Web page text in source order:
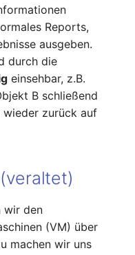
Status-Planung
Stromverbraucher
Switch
Varianten
Vertragszuweisung
Verwaltungsinstanz
Reports,
ausgeben.
durch die
einsehbar, z.B.
B schließend
wieder zurück auf
wir den
(VM) über
machen wir uns